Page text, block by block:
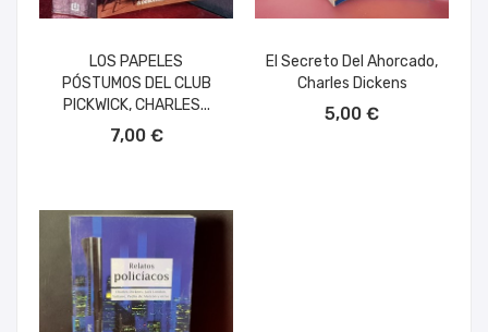
LOS PAPELES
PÓSTUMOS DEL CLUB
PICKWICK, CHARLES...
7,00 €
El Secreto Del Ahorcado,
Charles Dickens
5,00 €